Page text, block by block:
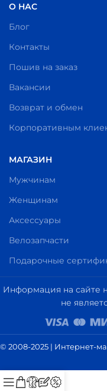
О НАС
Блог
Контакты
Пошив на заказ
Вакансии
Возврат и обмен
Корпоративным
МАГАЗИН
Мужчинам
Женщинам
Аксессуары
Велозапчасти
Подарочные
Информация на сайте
не
© 2008-2025 | Интернет-